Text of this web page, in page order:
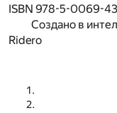
ISBN 978-5-0069-
Создано в
Ridero